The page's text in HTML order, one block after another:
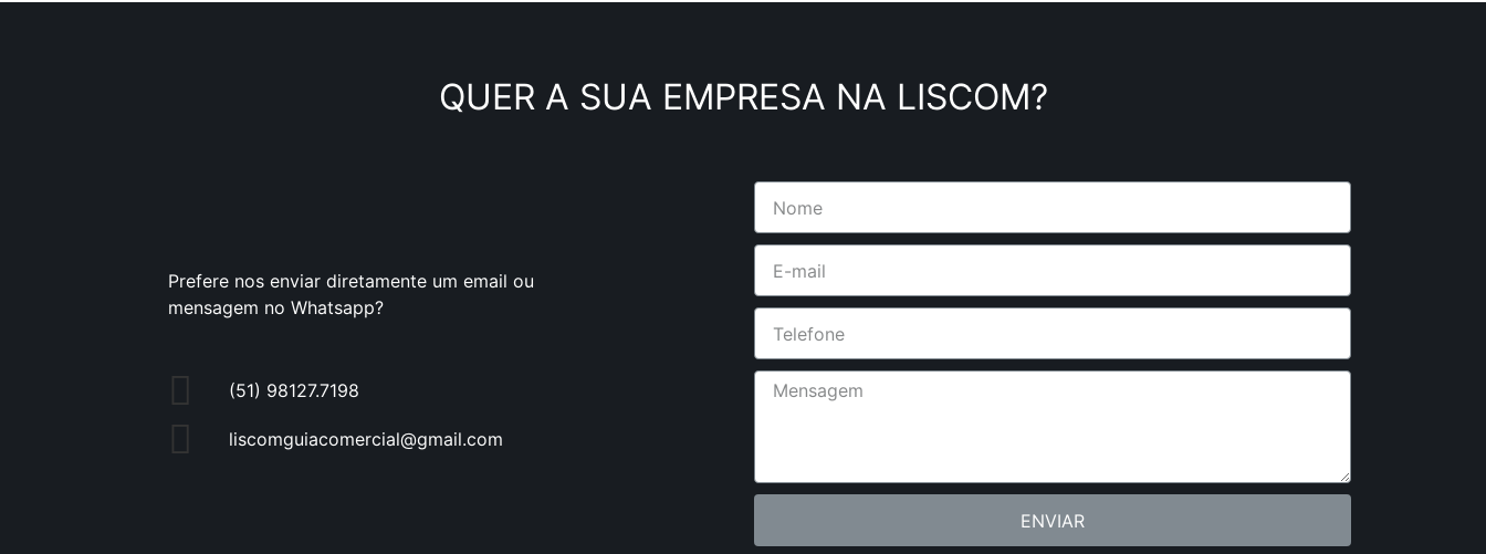
QUER A SUA EMPRESA NA LISCOM?
Prefere nos enviar diretamente um email ou
mensagem no Whatsapp?
(51) 98127.7198
liscomguiacomercial@gmail.com
ENVIAR